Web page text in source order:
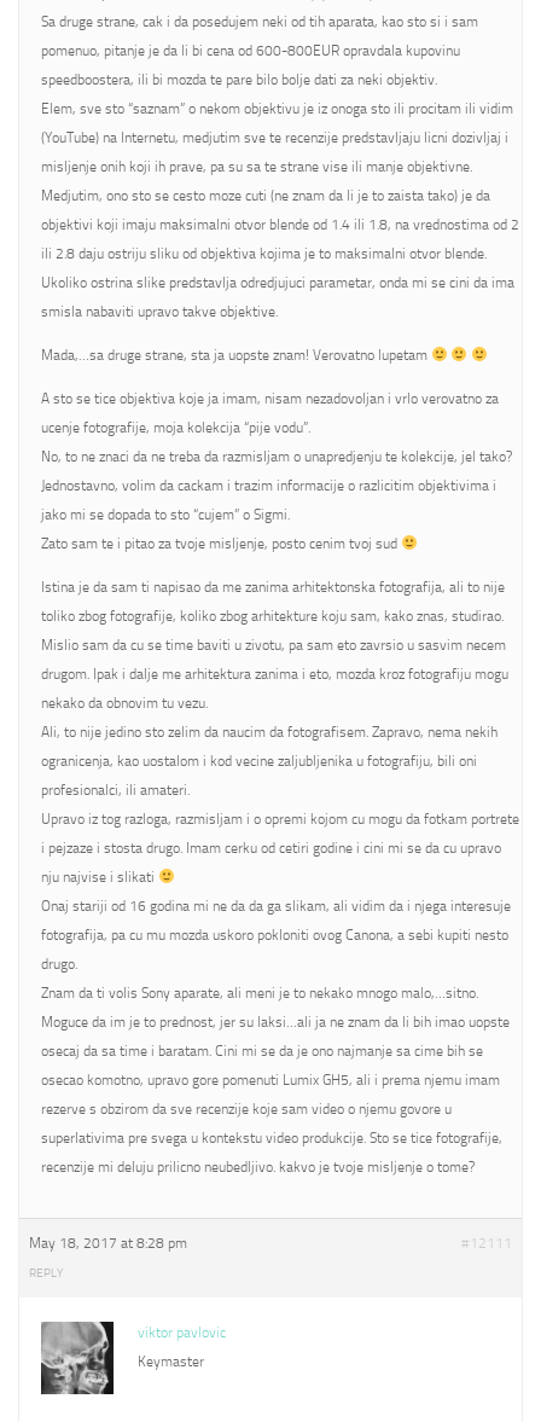
Sa druge strane, cak i da posedujem neki od tih aparata, kao sto si i sam
pomenuo, pitanje je da li bi cena od 600-800EUR opravdala kupovinu
speedboostera, ili bi mozda te pare bilo bolje dati za neki objektiv.
Elem, sve sto “saznam” o nekom objektivu je iz onoga sto ili procitam ili vidim
(YouTube) na Internetu, medjutim sve te recenzije predstavljaju licni dozivljaj i
misljenje onih koji ih prave, pa su sa te strane vise ili manje objektivne.
Medjutim, ono sto se cesto moze cuti (ne znam da li je to zaista tako) je da
objektivi koji imaju maksimalni otvor blende od 1.4 ili 1.8, na vrednostima od 2
ili 2.8 daju ostriju sliku od objektiva kojima je to maksimalni otvor blende.
Ukoliko ostrina slike predstavlja odredjujuci parametar, onda mi se cini da ima
smisla nabaviti upravo takve objektive.
Mada,…sa druge strane, sta ja uopste znam! Verovatno lupetam
A sto se tice objektiva koje ja imam, nisam nezadovoljan i vrlo verovatno za
ucenje fotografije, moja kolekcija “pije vodu”.
No, to ne znaci da ne treba da razmisljam o unapredjenju te kolekcije, jel tako?
Jednostavno, volim da cackam i trazim informacije o razlicitim objektivima i
jako mi se dopada to sto “cujem” o Sigmi.
Zato sam te i pitao za tvoje misljenje, posto cenim tvoj sud
Istina je da sam ti napisao da me zanima arhitektonska fotografija, ali to nije
toliko zbog fotografije, koliko zbog arhitekture koju sam, kako znas, studirao.
Mislio sam da cu se time baviti u zivotu, pa sam eto zavrsio u sasvim necem
drugom. Ipak i dalje me arhitektura zanima i eto, mozda kroz fotografiju mogu
nekako da obnovim tu vezu.
Ali, to nije jedino sto zelim da naucim da fotografisem. Zapravo, nema nekih
ogranicenja, kao uostalom i kod vecine zaljubljenika u fotografiju, bili oni
profesionalci, ili amateri.
Upravo iz tog razloga, razmisljam i o opremi kojom cu mogu da fotkam portrete
i pejzaze i stosta drugo. Imam cerku od cetiri godine i cini mi se da cu upravo
nju najvise i slikati
Onaj stariji od 16 godina mi ne da da ga slikam, ali vidim da i njega interesuje
fotografija, pa cu mu mozda uskoro pokloniti ovog Canona, a sebi kupiti nesto
drugo.
Znam da ti volis Sony aparate, ali meni je to nekako mnogo malo,…sitno.
Moguce da im je to prednost, jer su laksi…ali ja ne znam da li bih imao uopste
osecaj da sa time i baratam. Cini mi se da je ono najmanje sa cime bih se
osecao komotno, upravo gore pomenuti Lumix GH5, ali i prema njemu imam
rezerve s obzirom da sve recenzije koje sam video o njemu govore u
superlativima pre svega u kontekstu video produkcije. Sto se tice fotografije,
recenzije mi deluju prilicno neubedljivo. kakvo je tvoje misljenje o tome?
May 18, 2017 at 8:28 pm #12111
REPLY
viktor pavlovic
Keymaster